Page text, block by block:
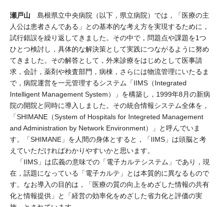
瀬戸山 島根県立中央病院（以下，県立病院）では，「医療の主
人公は患者さんである」との基本的な考え方を実現するために，
試行錯誤を繰り返してきました。その中で，問題点や課題を1つ
ひとつ検討し，具体的な解決策として実践につながるように努め
てきました。その解答として，外来診療をはじめとして医事請
求，会計，薬剤や検査部門，病棟，さらには物流管理にいたるま
で，病院運営を一元管理するシステム「IIMS（Integrated
Intelligent Management System）」を構築し，1999年8月の新病
院の開院と同時に導入しました。その統合情報システム全体を，
「SHIMANE（System of Hospitals for Integreted Management
and Administration by Network Environment）」と呼んでいま
す。「SHIMANE」を人間の身体とすると，「IIMS」は頭脳と考
えていただければわかりやすいかと思います。
「IIMS」は広義の意味での「電子カルテシステム」であり，現
在，話題になっている「電子カルテ」とは本質的に異なるもので
す。なお導入の目的は，「医療の質の向上をめざした情報の共有
化と情報提供」と「経営の効率化をめざした省力化と評価の実